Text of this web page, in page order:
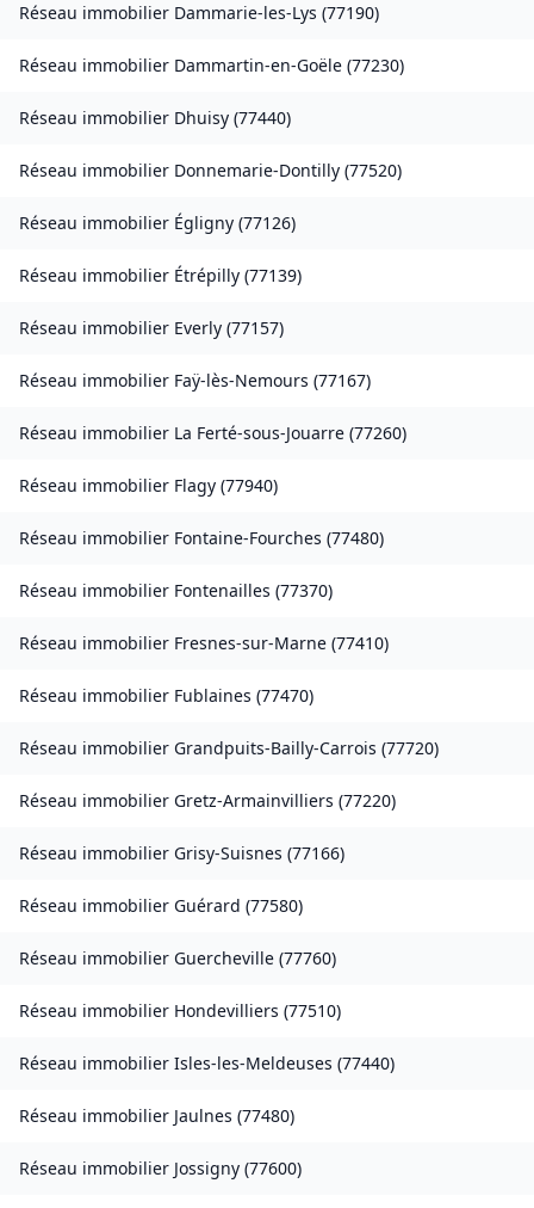
Réseau immobilier Dammarie-les-Lys (77190)
Réseau immobilier Dammartin-en-Goële (77230)
Réseau immobilier Dhuisy (77440)
Réseau immobilier Donnemarie-Dontilly (77520)
Réseau immobilier Égligny (77126)
Réseau immobilier Étrépilly (77139)
Réseau immobilier Everly (77157)
Réseau immobilier Faÿ-lès-Nemours (77167)
Réseau immobilier La Ferté-sous-Jouarre (77260)
Réseau immobilier Flagy (77940)
Réseau immobilier Fontaine-Fourches (77480)
Réseau immobilier Fontenailles (77370)
Réseau immobilier Fresnes-sur-Marne (77410)
Réseau immobilier Fublaines (77470)
Réseau immobilier Grandpuits-Bailly-Carrois (77720)
Réseau immobilier Gretz-Armainvilliers (77220)
Réseau immobilier Grisy-Suisnes (77166)
Réseau immobilier Guérard (77580)
Réseau immobilier Guercheville (77760)
Réseau immobilier Hondevilliers (77510)
Réseau immobilier Isles-les-Meldeuses (77440)
Réseau immobilier Jaulnes (77480)
Réseau immobilier Jossigny (77600)